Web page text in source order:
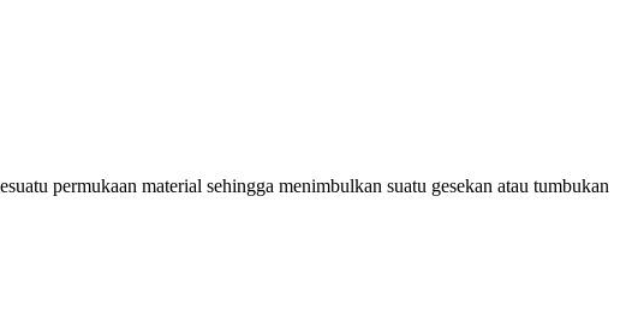
permukaan material sehingga menimbulkan suatu gesekan atau tumbukan